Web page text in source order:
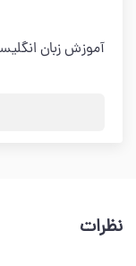
آموزش زبان
نظرات